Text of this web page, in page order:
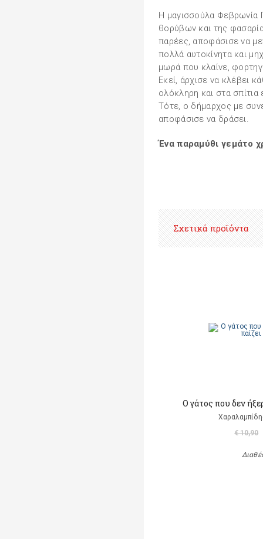
Η μαγισσούλα Φεβρωνία
θορύβων και της
παρέες, αποφάσισε να
πολλά αυτοκίνητα και
μωρά που κλαίνε,
Εκεί, άρχισε να κλέβει
ολόκληρη και στα
Τότε, ο δήμαρχος με
αποφάσισε να δράσει.
Ένα παραμύθι γεμάτο
Σχετικά προϊόντα
Ο γάτος που δεν
€ 10,90